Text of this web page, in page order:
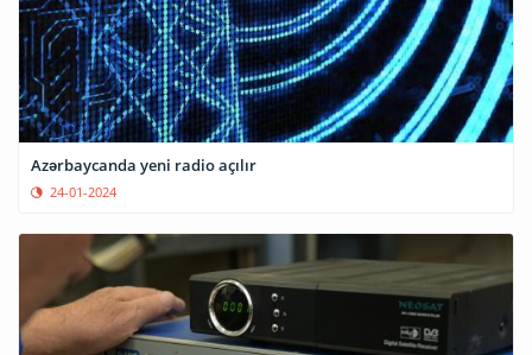
Azərbaycanda yeni radio açılır
24-01-2024